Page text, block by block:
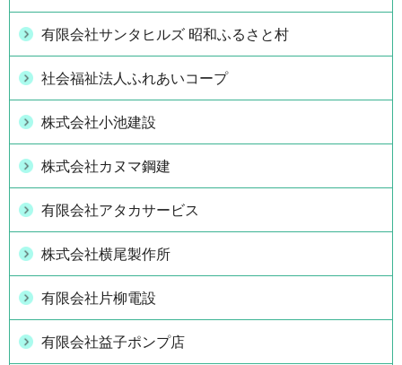
有限会社サンタヒルズ 昭和ふるさと村
社会福祉法人ふれあいコープ
株式会社小池建設
株式会社カヌマ鋼建
有限会社アタカサービス
株式会社横尾製作所
有限会社片柳電設
有限会社益子ポンプ店